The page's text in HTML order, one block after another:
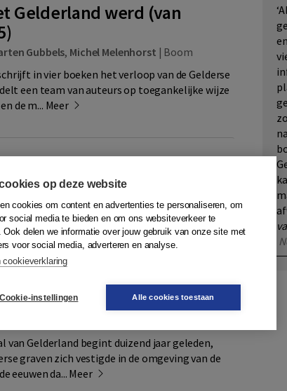
Gelderland werd (van
Gubbels, Michel Melenhorst | Boom
in vier boeken het verloop van de Gelderse
een team van auteurs op toegankelijke wijze
de m... Meer
op wensenlijst
graafschap en
tot 1543)
van Gelderland begint duizend jaar geleden,
graven zich vestigde in de omgeving van de
eeuwen da... Meer
op deze website
cookies om content en advertenties te personaliseren, om
social media te bieden en om ons websiteverkeer te
Ook delen we informatie over jouw gebruik van onze site met
voor social media, adverteren en analyse.
cookieverklaring
Cookie-instellingen Alle cookies toestaan